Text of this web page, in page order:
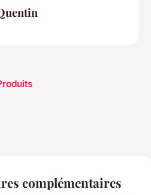
complémentaires